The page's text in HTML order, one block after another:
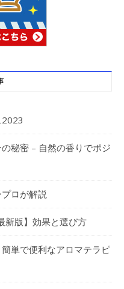
2023
秘密 – 自然の香りでポジ
ロが解説
新版】効果と選び方
単で便利なアロマテラピ